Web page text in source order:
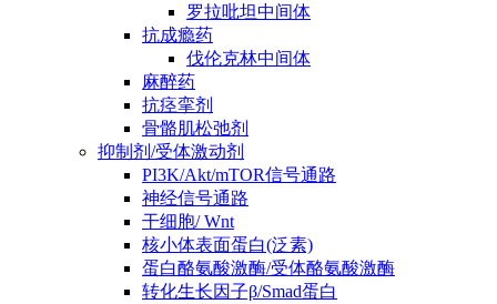
罗拉吡坦中间体
抗成瘾药
伐伦克林中间体
麻醉药
抗痉挛剂
骨骼肌松弛剂
抑制剂/受体激动剂
PI3K/Akt/mTOR信号通路
神经信号通路
干细胞/ Wnt
核小体表面蛋白(泛素)
蛋白酪氨酸激酶/受体酪氨酸激酶
转化生长因子β/Smad蛋白